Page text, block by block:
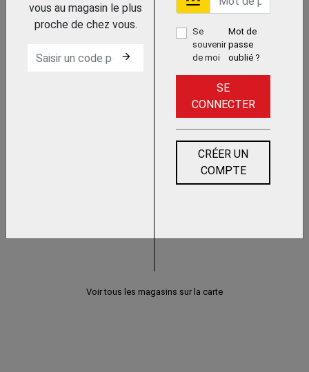
adhérent
COUPE ARDOISE ROLL
MAT 600 MM
EDMA OUTILLAGE SAS
vous au magasin le plus
proche de chez vous.
arrow_forward
Se
souvenir
de moi
Mot de
passe
oublié ?
SE
CONNECTER
CRÉER UN
COMPTE
Voir tous les magasins sur la carte